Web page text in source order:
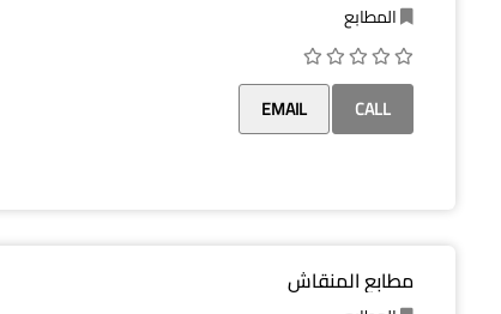
المطابع
CALL
EMAIL
مطابع المنقاش